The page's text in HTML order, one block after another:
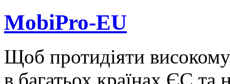
MobiPro-EU
Щоб протидіяти високому